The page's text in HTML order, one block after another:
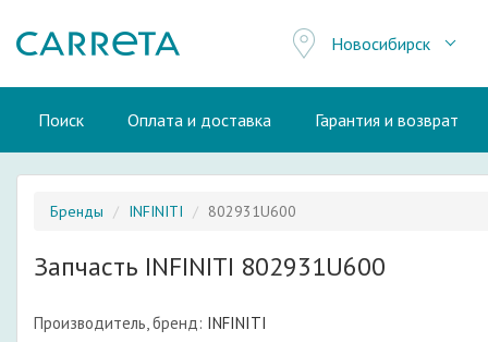
Новосибирск
Поиск Оплата и доставка Гарантия и возврат
Бренды INFINITI 802931U600
Запчасть INFINITI 802931U600
Производитель, бренд: INFINITI